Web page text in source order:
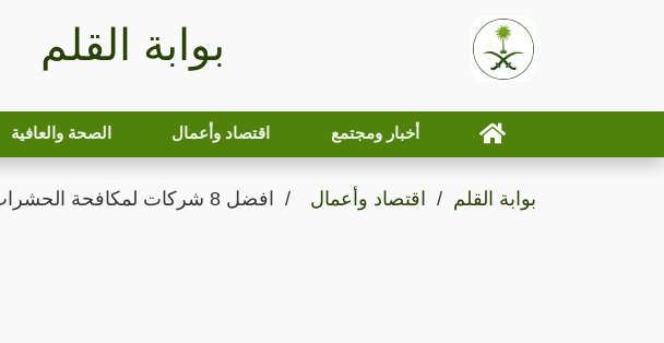
بوابة القلم
أخبار ومجتمع اقتصاد وأعمال الصحة والعافية
بوابة القلم اقتصاد وأعمال افضل 8 شركات لمكافحة الحشرات في الرياض!!